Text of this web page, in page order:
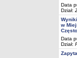
Data
Dział:
w
Data
Dział: